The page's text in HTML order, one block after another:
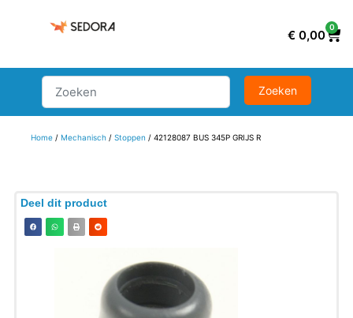
€ 0,00
0
Home/ Mechanisch/ Stoppen / 42128087 BUS 345P GRIJS R
Deel dit product